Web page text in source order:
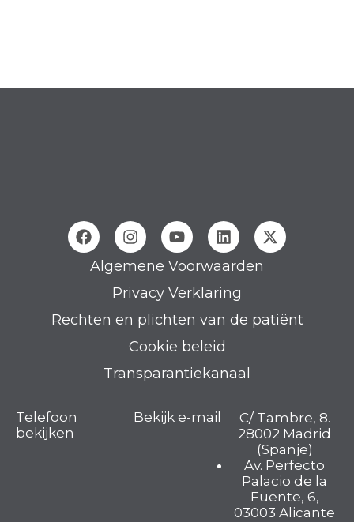
Algemene Voorwaarden
Privacy Verklaring
Rechten en plichten van de patiënt
Cookie beleid
Transparantiekanaal
Telefoon
bekijken
Bekijk e-mail
C/ Tambre, 8.
28002 Madrid
(Spanje)
Av. Perfecto
Palacio de la
Fuente, 6,
03003 Alicante